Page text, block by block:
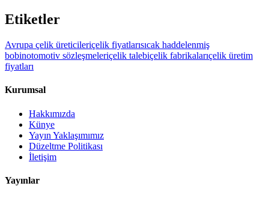
Etiketler
Avrupa çelik üreticileriçelik fiyatlarısıcak haddelenmiş
bobinotomotiv sözleşmeleriçelik talebiçelik fabrikalarıçelik üretim
fiyatları
Kurumsal
Hakkımızda
Künye
Yayın Yaklaşımımız
Düzeltme Politikası
İletişim
Yayınlar